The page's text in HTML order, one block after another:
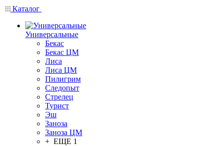
Каталог
Универсальные
Бекас
Бекас ЦМ
Лиса
Лиса ЦМ
Пилигрим
Следопыт
Стрелец
Турист
Эш
Заноза
Заноза ЦМ
+ ЕЩЕ 1